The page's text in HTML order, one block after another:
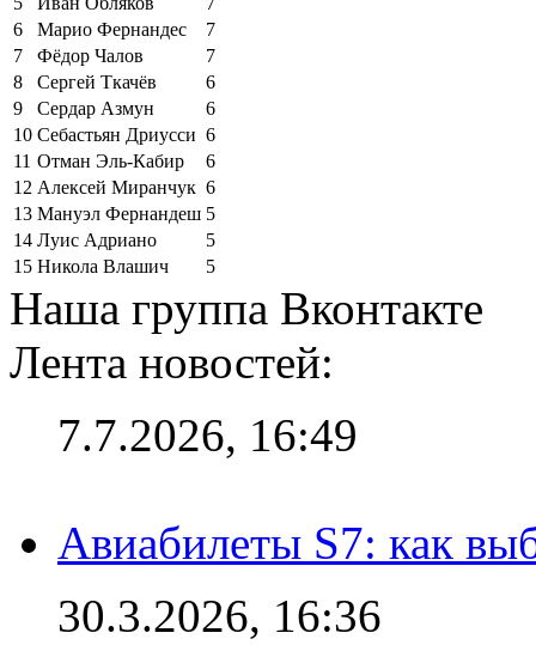
6
Марио Фернандес
7
7
Фёдор Чалов
7
8
Сергей Ткачёв
6
9
Сердар Азмун
6
10 Себастьян Дриусси 6
11 Отман Эль-Кабир
6
12 Алексей Миранчук 6
13 Мануэл Фернандеш 5
14 Луис Адриано
5
15 Никола Влашич 5
Наша группа Вконтакте
Лента новостей:
7.7.2026, 16:49
Авиабилеты S7: как
30.3.2026, 16:36